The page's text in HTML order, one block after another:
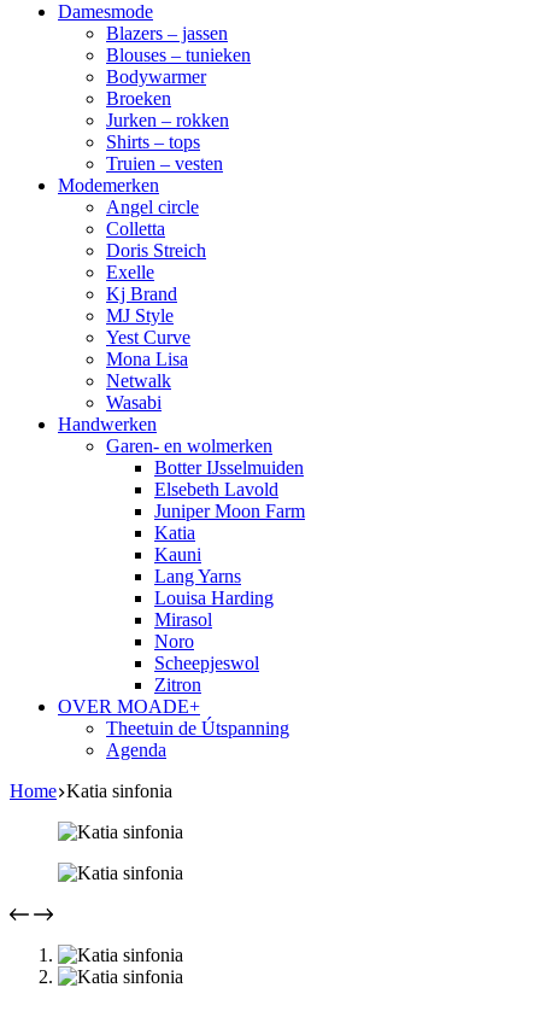
Damesmode
Blazers – jassen
Blouses – tunieken
Bodywarmer
Broeken
Jurken – rokken
Shirts – tops
Truien – vesten
Modemerken
Angel circle
Colletta
Doris Streich
Exelle
Kj Brand
MJ Style
Yest Curve
Mona Lisa
Netwalk
Wasabi
Handwerken
Garen- en wolmerken
Botter IJsselmuiden
Elsebeth Lavold
Juniper Moon Farm
Katia
Kauni
Lang Yarns
Louisa Harding
Mirasol
Noro
Scheepjeswol
Zitron
OVER MOADE+
Theetuin de Útspanning
Agenda
Home Katia sinfonia